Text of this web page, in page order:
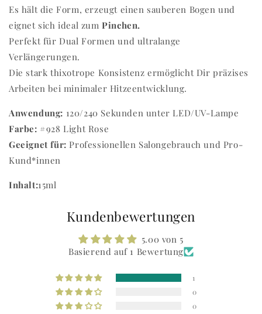
Es hält die Form, erzeugt einen sauberen Bogen und
eignet sich ideal zumPinchen.
Perfekt für Dual Formen und ultralange
Verlängerungen.
Die stark thixotrope Konsistenz ermöglicht Dir präzises
Arbeiten bei minimaler Hitzeentwicklung.
Anwendung: 120/240 Sekunden unter LED/UV-Lampe
Farbe: #928 Light Rose
Geeignet für: Professionellen Salongebrauch und Pro-
Kund*innen
Inhalt:15ml
Kundenbewertungen
5.00 von 5
Basierend auf 1 Bewertung
1
0
0